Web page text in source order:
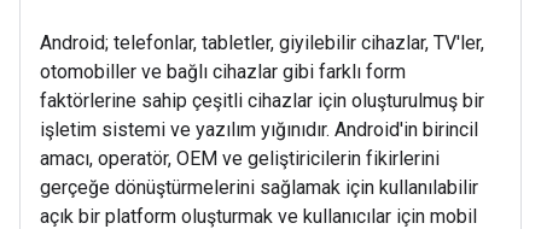
Android; telefonlar, tabletler, giyilebilir cihazlar, TV'ler,
otomobiller ve bağlı cihazlar gibi farklı form
faktörlerine sahip çeşitli cihazlar için oluşturulmuş bir
işletim sistemi ve yazılım yığınıdır. Android'in birincil
amacı, operatör, OEM ve geliştiricilerin fikirlerini
gerçeğe dönüştürmelerini sağlamak için kullanılabilir
açık bir platform oluşturmak ve kullanıcılar için mobil